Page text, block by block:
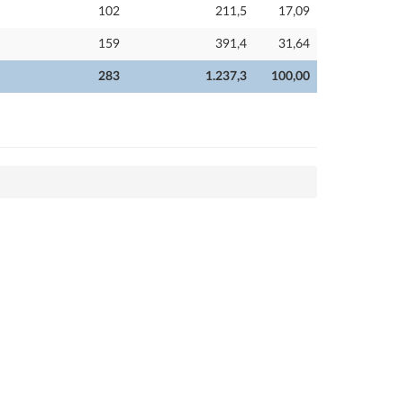
283 1.237,3 100,00
102 211,5 17,09
159 391,4 31,64